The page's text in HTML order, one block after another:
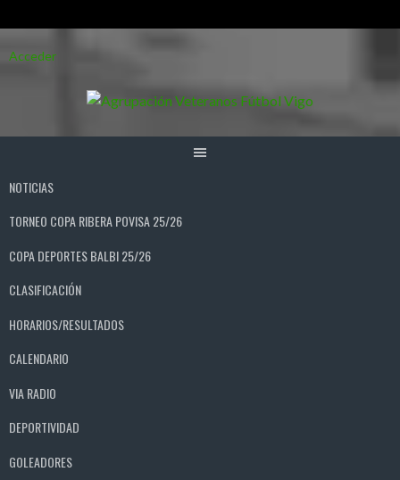
alAcceder
NOTICIAS
TORNEO COPA RIBERA POVISA 25/26
COPA DEPORTES BALBI 25/26
CLASIFICACIÓN
HORARIOS/RESULTADOS
CALENDARIO
VIA RADIO
DEPORTIVIDAD
GOLEADORES